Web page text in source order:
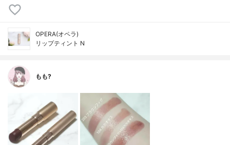
OPERA(オペラ)
リップティント N
もも?